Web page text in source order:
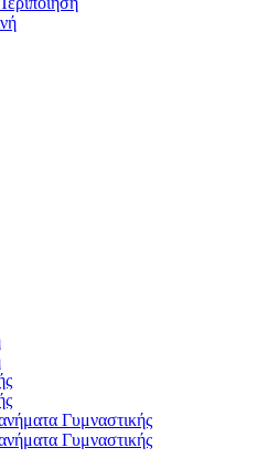
Γυμναστικής
Γυμναστικής